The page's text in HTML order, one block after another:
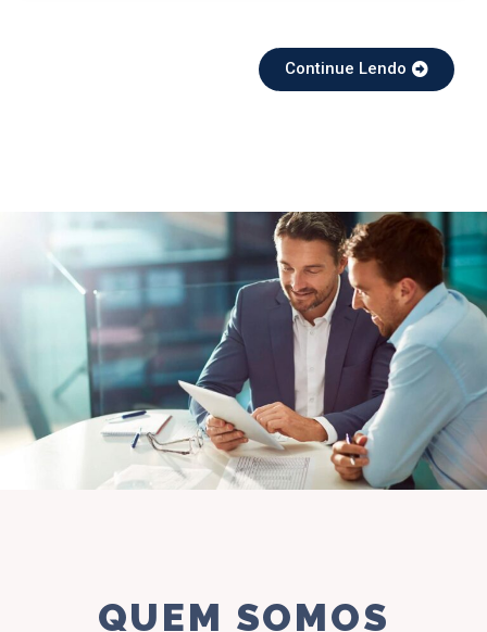
Continue Lendo
QUEM SOMOS